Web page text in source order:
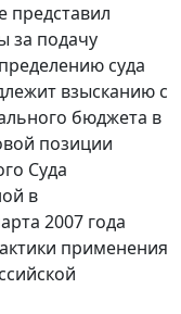
представил
за подачу
суда
взысканию с
бюджета в
позиции
Суда
в
2007 года
применения